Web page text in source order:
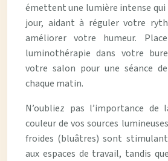
émettent une lumière intense
jour, aidant à réguler votre
améliorer votre humeur.
luminothérapie dans votre
votre salon pour une séance
chaque matin.
N’oubliez pas l’importance de
couleur de vos sources
froides (bluâtres) sont
aux espaces de travail, tandis